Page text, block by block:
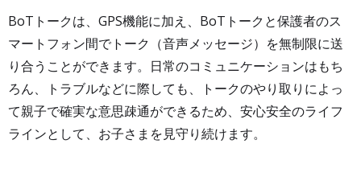
BoTトークは、GPS機能に加え、BoTトークと保護者のス
マートフォン間でトーク（音声メッセージ）を無制限に送
り合うことができます。日常のコミュニケーションはもち
ろん、トラブルなどに際しても、トークのやり取りによっ
て親子で確実な意思疎通ができるため、安心安全のライフ
ラインとして、お子さまを見守り続けます。